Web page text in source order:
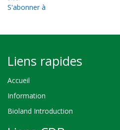
S'abonner à
Liens rapides
Accueil
Information
Bioland Introduction